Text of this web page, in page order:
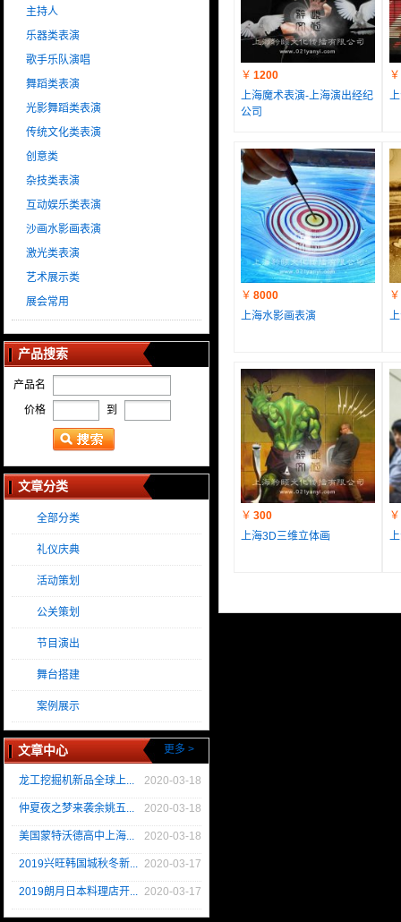
￥ 1200
上海魔术表演-上海演出经纪
公司
￥
￥ 8000
上海水影画表演
￥
￥ 300
上海3D三维立体画
￥
主持人
乐器类表演
歌手乐队演唱
舞蹈类表演
光影舞蹈类表演
传统文化类表演
创意类
杂技类表演
互动娱乐类表演
沙画水影画表演
激光类表演
艺术展示类
展会常用
产品搜索
产品名
价格
到
文章分类
全部分类
礼仪庆典
活动策划
公关策划
节目演出
舞台搭建
案例展示
文章中心 更多 >
龙工挖掘机新品全球上... 2020-03-18
仲夏夜之梦来袭余姚五... 2020-03-18
美国蒙特沃德高中上海... 2020-03-18
2019兴旺韩国城秋冬新... 2020-03-17
2019朗月日本料理店开... 2020-03-17